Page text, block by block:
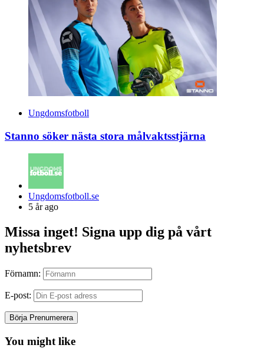
Ungdomsfotboll
Stanno söker nästa stora målvaktsstjärna
Posted
by
Ungdomsfotboll.se
5 år ago
Missa inget! Signa upp dig på vårt
nyhetsbrev
Förnamn:
E-post:
You might like